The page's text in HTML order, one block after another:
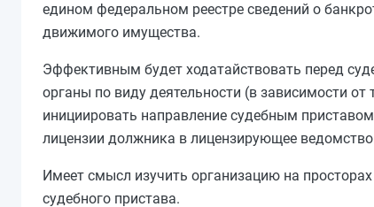
едином федеральном реестре сведений о
движимого имущества.
Эффективным будет ходатайствовать перед
органы по виду деятельности (в зависимости
инициировать направление судебным
лицензии должника в лицензирующее
Имеет смысл изучить организацию на
судебного пристава.